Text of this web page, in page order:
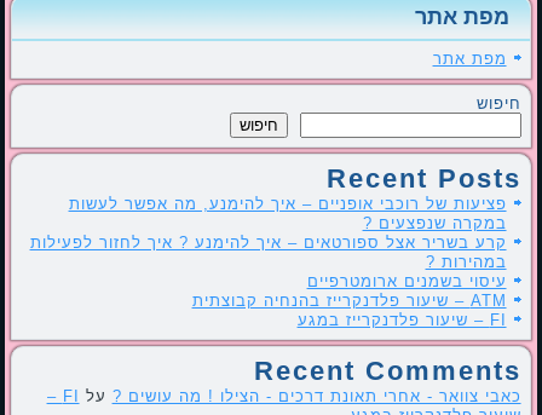
מפת אתר
מפת אתר
חיפוש
חיפוש
Recent Posts
פציעות של רוכבי אופניים – איך להימנע, מה אפשר לעשות
במקרה שנפצעים ?
קרע בשריר אצל ספורטאים – איך להימנע ? איך לחזור לפעילות
במהירות ?
עיסוי בשמנים ארומטרפיים
ATM – שיעור פלדנקרייז בהנחיה קבוצתית
FI – שיעור פלדנקרייז במגע
Recent Comments
כאבי צוואר - אחרי תאונת דרכים - הצילו ! מה עושים ? על
FI –